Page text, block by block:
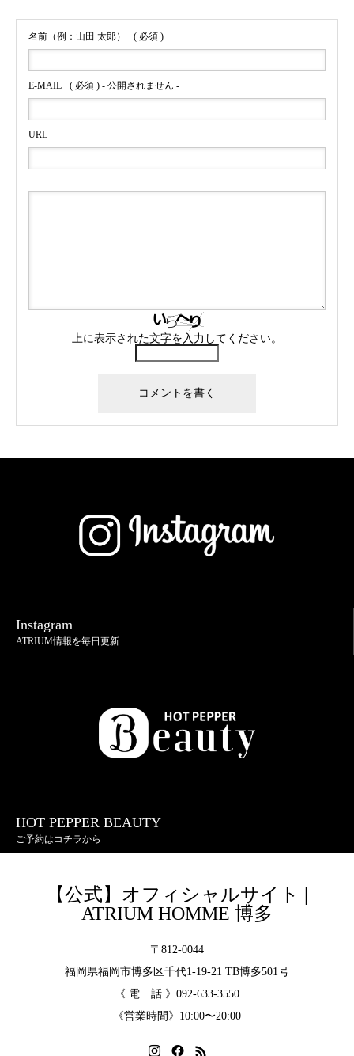
名前（例：山田 太郎） ( 必須 )
E-MAIL ( 必須 ) - 公開されません -
URL
上に表示された文字を入力してください。
Instagram
ATRIUM情報を毎日更新
HOT PEPPER BEAUTY
ご予約はコチラから
【公式】オフィシャルサイト |
ATRIUM HOMME 博多
〒812-0044
福岡県福岡市博多区千代1-19-21 TB博多501号
《 電 話 》092-633-3550
《営業時間》10:00〜20:00